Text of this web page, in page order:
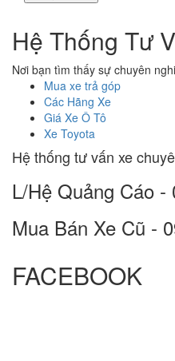
Hệ Thống Tư
Nơi bạn tìm thấy sự chuyên
Mua xe trả góp
Các Hãng Xe
Giá Xe Ô Tô
Xe Toyota
Hệ thống tư vấn xe
L/Hệ Quảng Cáo -
Mua Bán Xe Cũ -
FACEBOOK